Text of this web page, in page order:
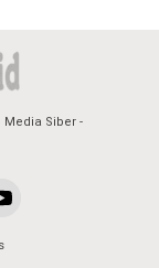
Siber